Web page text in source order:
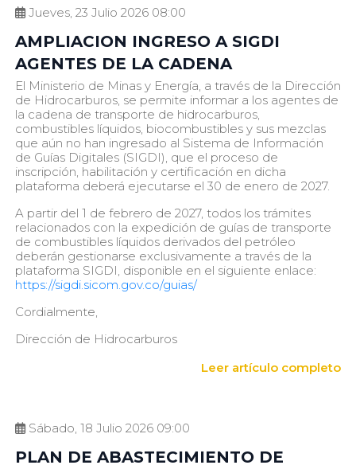
Jueves, 23 Julio 2026 08:00
AMPLIACION INGRESO A SIGDI
AGENTES DE LA CADENA
El Ministerio de Minas y Energía, a través de la Dirección
de Hidrocarburos, se permite informar a los agentes de
la cadena de transporte de hidrocarburos,
combustibles líquidos, biocombustibles y sus mezclas
que aún no han ingresado al Sistema de Información
de Guías Digitales (SIGDI), que el proceso de
inscripción, habilitación y certificación en dicha
plataforma deberá ejecutarse el 30 de enero de 2027.
A partir del 1 de febrero de 2027, todos los trámites
relacionados con la expedición de guías de transporte
de combustibles líquidos derivados del petróleo
deberán gestionarse exclusivamente a través de la
plataforma SIGDI, disponible en el siguiente enlace:
https://sigdi.sicom.gov.co/guias/
Cordialmente,
Dirección de Hidrocarburos
Leer artículo completo
Sábado, 18 Julio 2026 09:00
PLAN DE ABASTECIMIENTO DE